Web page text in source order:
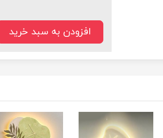
افزودن به سبد خرید